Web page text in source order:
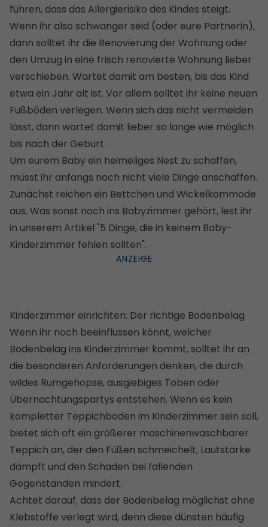
führen, dass das Allergierisiko des Kindes steigt.
Wenn ihr also schwanger seid (oder eure Partnerin),
dann solltet ihr die Renovierung der Wohnung oder
den Umzug in eine frisch renovierte Wohnung lieber
verschieben. Wartet damit am besten, bis das Kind
etwa ein Jahr alt ist. Vor allem solltet ihr keine neuen
Fußböden verlegen. Wenn sich das nicht vermeiden
lässt, dann wartet damit lieber so lange wie möglich
bis nach der Geburt.
Um eurem Baby ein heimeliges Nest zu schaffen,
müsst ihr anfangs noch nicht viele Dinge anschaffen.
Zunächst reichen ein Bettchen und Wickelkommode
aus. Was sonst noch ins Babyzimmer gehört, lest ihr
in unserem Artikel "5 Dinge, die in keinem Baby-
Kinderzimmer fehlen sollten".
Kinderzimmer einrichten: Der richtige Bodenbelag
Wenn ihr noch beeinflussen könnt, welcher
Bodenbelag ins Kinderzimmer kommt, solltet ihr an
die besonderen Anforderungen denken, die durch
wildes Rumgehopse, ausgiebiges Toben oder
Übernachtungspartys entstehen. Wenn es kein
kompletter Teppichboden im Kinderzimmer sein soll,
bietet sich oft ein größerer maschinenwaschbarer
Teppich an, der den Füßen schmeichelt, Lautstärke
dämpft und den Schaden bei fallenden
Gegenständen mindert.
Achtet darauf, dass der Bodenbelag möglichst ohne
Klebstoffe verlegt wird, denn diese dünsten häufig